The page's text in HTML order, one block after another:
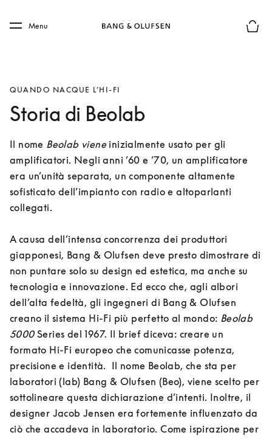
Skip to main footer
Menu
QUANDO NACQUE L’HI-FI
Storia di Beolab
Il nome Beolab viene inizialmente usato per gli
amplificatori. Negli anni ’60 e ’70, un amplificatore
era un’unità separata, un componente altamente
sofisticato dell’impianto con radio e altoparlanti
collegati.
A causa dell’intensa concorrenza dei produttori
giapponesi, Bang & Olufsen deve presto dimostrare di
non puntare solo su design ed estetica, ma anche su
tecnologia e innovazione. Ed ecco che, agli albori
dell’alta fedeltà, gli ingegneri di Bang & Olufsen
creano il sistema Hi-Fi più perfetto al mondo: Beolab
5000 Series del 1967. Il brief diceva: creare un
formato Hi-Fi europeo che comunicasse potenza,
precisione e identità.  Il nome Beolab, che sta per
laboratori (lab) Bang & Olufsen (Beo), viene scelto per
sottolineare questa dichiarazione d’intenti. Inoltre, il
designer Jacob Jensen era fortemente influenzato da
ciò che accadeva in laboratorio. Come ispirazione per